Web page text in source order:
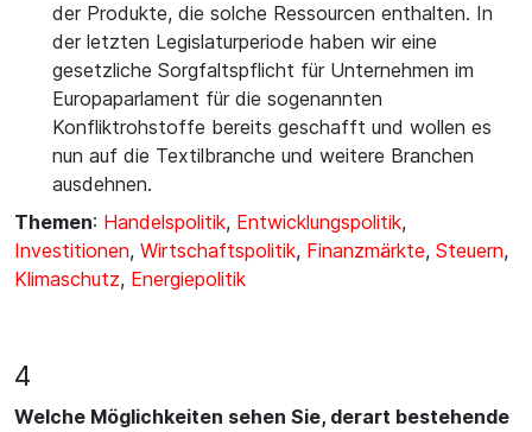
der Produkte, die solche Ressourcen enthalten. In
der letzten Legislaturperiode haben wir eine
gesetzliche Sorgfaltspflicht für Unternehmen im
Europaparlament für die sogenannten
Konfliktrohstoffe bereits geschafft und wollen es
nun auf die Textilbranche und weitere Branchen
ausdehnen.
Themen: Handelspolitik, Entwicklungspolitik,
Investitionen, Wirtschaftspolitik, Finanzmärkte, Steuern,
Klimaschutz, Energiepolitik
4
Welche Möglichkeiten sehen Sie, derart bestehende